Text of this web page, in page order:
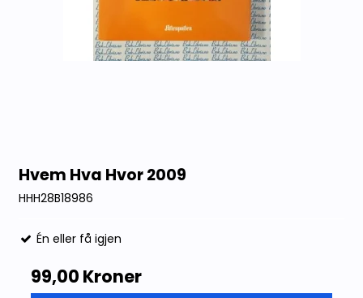
Hvem Hva Hvor 2009
HHH28B18986
Én eller få igjen
99,00 Kroner